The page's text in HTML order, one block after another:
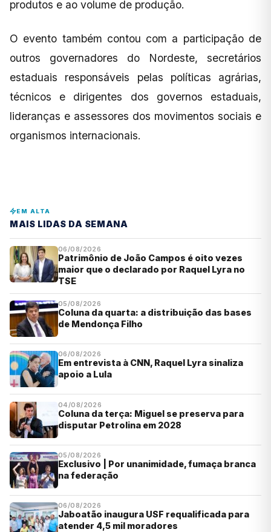
produtos e ao volume de produção.
O evento também contou com a participação de
outros governadores do Nordeste, secretários
estaduais responsáveis pelas políticas agrárias,
técnicos e dirigentes dos governos estaduais,
lideranças e assessores dos movimentos sociais e
organismos internacionais.
EM ALTA
MAIS LIDAS DA SEMANA
06/08/2026
Patrimônio de João Campos é oito vezes
maior que o declarado por Raquel Lyra no
TSE
05/08/2026
Coluna da quarta: a distribuição das bases
de Mendonça Filho
06/08/2026
Em entrevista à CNN, Raquel Lyra sinaliza
apoio a Lula
04/08/2026
Coluna da terça: Miguel se preserva para
disputar Petrolina em 2028
05/08/2026
Exclusivo | Por unanimidade, fumaça branca
na federação
06/08/2026
Jaboatão inaugura USF requalificada para
atender 4,5 mil moradores